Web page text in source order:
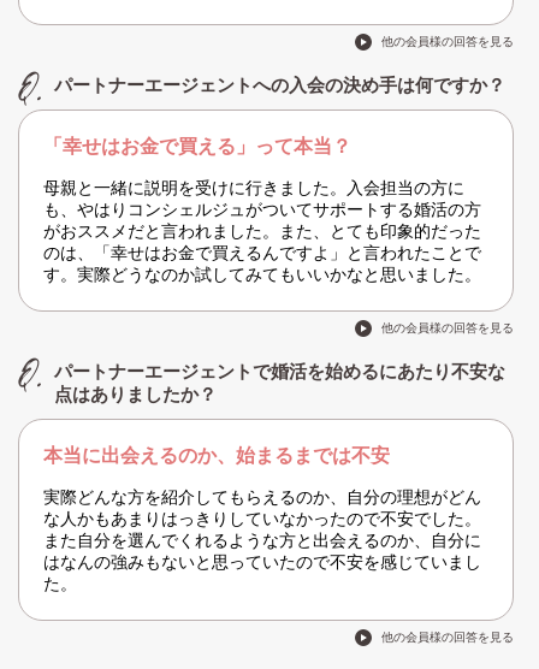
他の会員様の回答を見る
パートナーエージェントへの入会の決め手は何ですか？
「幸せはお金で買える」って本当？
母親と一緒に説明を受けに行きました。入会担当の方に
も、やはりコンシェルジュがついてサポートする婚活の方
がおススメだと言われました。また、とても印象的だった
のは、「幸せはお金で買えるんですよ」と言われたことで
す。実際どうなのか試してみてもいいかなと思いました。
他の会員様の回答を見る
パートナーエージェントで婚活を始めるにあたり不安な
点はありましたか？
本当に出会えるのか、始まるまでは不安
実際どんな方を紹介してもらえるのか、自分の理想がどん
な人かもあまりはっきりしていなかったので不安でした。
また自分を選んでくれるような方と出会えるのか、自分に
はなんの強みもないと思っていたので不安を感じていまし
た。
他の会員様の回答を見る